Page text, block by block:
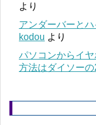
より
アンダーバーと
kodou より
パソコンからイ
方法はダイソーの